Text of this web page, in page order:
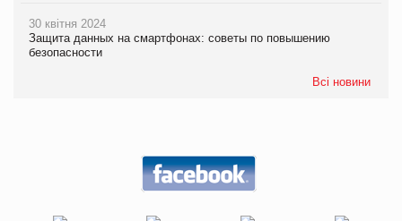
30 квітня 2024
Защита данных на смартфонах: советы по повышению
безопасности
Всі новини